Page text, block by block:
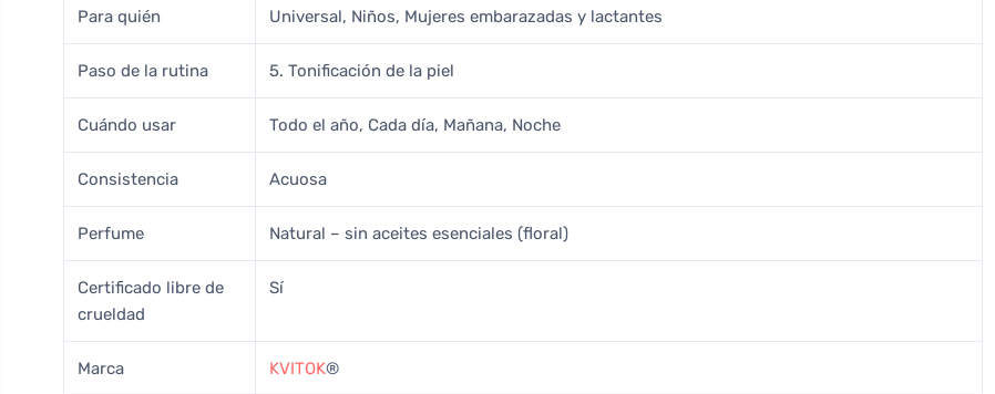
Para quién Universal, Niños, Mujeres embarazadas y lactantes
Paso de la rutina 5. Tonificación de la piel
Cuándo usar Todo el año, Cada día, Mañana, Noche
Consistencia Acuosa
Perfume Natural – sin aceites esenciales (floral)
Certificado libre de
crueldad
Sí
Marca KVITOK®